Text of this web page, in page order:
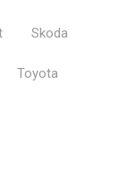
Skoda
Toyota